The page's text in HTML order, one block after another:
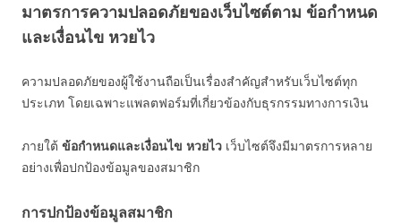
มาตรการความปลอดภัยของเว็บไซต์ตาม ข้อกำหนด
และเงื่อนไข หวยไว
ความปลอดภัยของผู้ใช้งานถือเป็นเรื่องสำคัญสำหรับเว็บไซต์ทุก
ประเภท โดยเฉพาะแพลตฟอร์มที่เกี่ยวข้องกับธุรกรรมทางการเงิน
ภายใต้ ข้อกำหนดและเงื่อนไข หวยไว เว็บไซต์จึงมีมาตรการหลาย
อย่างเพื่อปกป้องข้อมูลของสมาชิก
การปกป้องข้อมูลสมาชิก